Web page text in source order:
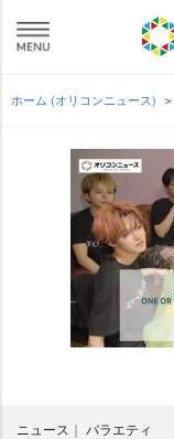
ホーム (オリコンニュース)
ニュース バラエティ